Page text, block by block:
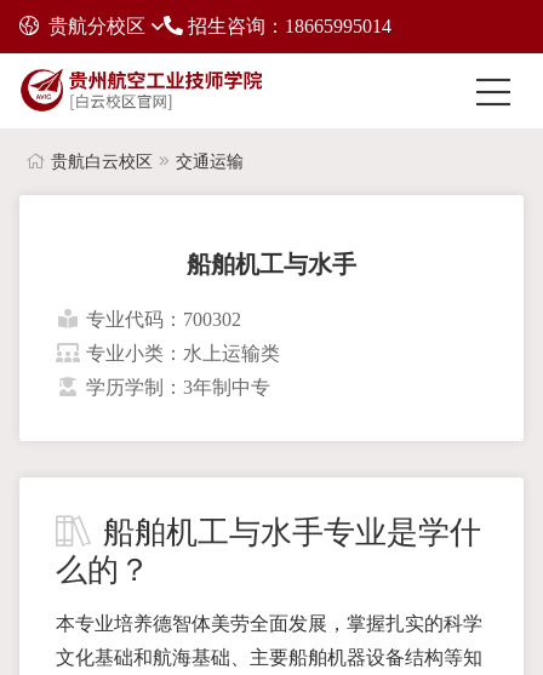
贵航分校区 招生咨询：18665995014
贵航白云校区 交通运输
船舶机工与水手
专业代码：700302
专业小类：水上运输类
学历学制：3年制中专
船舶机工与水手专业是学什
么的？
本专业培养德智体美劳全面发展，掌握扎实的科学
文化基础和航海基础、主要船舶机器设备结构等知